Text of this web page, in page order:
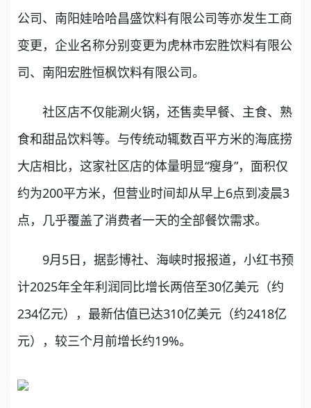
公司、南阳娃哈哈昌盛饮料有限公司等亦发生工商
变更，企业名称分别变更为虎林市宏胜饮料有限公
司、南阳宏胜恒枫饮料有限公司。
社区店不仅能涮火锅，还售卖早餐、主食、熟
食和甜品饮料等。与传统动辄数百平方米的海底捞
大店相比，这家社区店的体量明显“瘦身”，面积仅
约为200平方米，但营业时间却从早上6点到凌晨3
点，几乎覆盖了消费者一天的全部餐饮需求。
9月5日，据彭博社、海峡时报报道，小红书预
计2025年全年利润同比增长两倍至30亿美元（约
234亿元），最新估值已达310亿美元（约2418亿
元），较三个月前增长约19%。